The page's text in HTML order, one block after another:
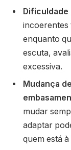
incoerentes
enquanto
escuta,
excessiva.
Mudança
mudar
adaptar
quem está